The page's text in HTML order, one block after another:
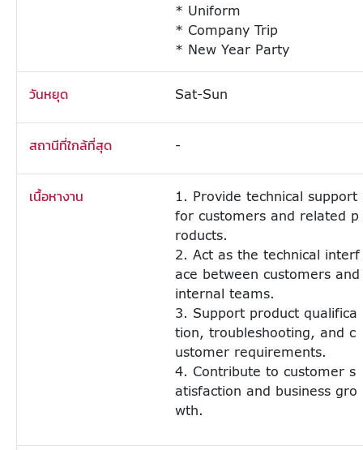
* Uniform
* Company Trip
* New Year Party
วันหยุด Sat-Sun
สถานีที่ใกล้ที่สุด -
เนื้อหางาน
1. Provide technical support
for customers and related p
roducts.
2. Act as the technical interf
ace between customers and
internal teams.
3. Support product qualifica
tion, troubleshooting, and c
ustomer requirements.
4. Contribute to customer s
atisfaction and business gro
wth.